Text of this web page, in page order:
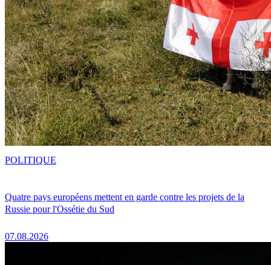
Quatre pays européens mettent en garde contre les projets de la
Russie pour l'Ossétie du Sud
07.08.2026
POLITIQUE